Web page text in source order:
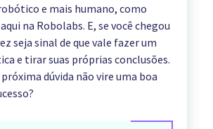
e mais humano, como
na Robolabs. E, se você chegou
seja sinal de que vale fazer um
e tirar suas próprias conclusões.
dúvida não vire uma boa